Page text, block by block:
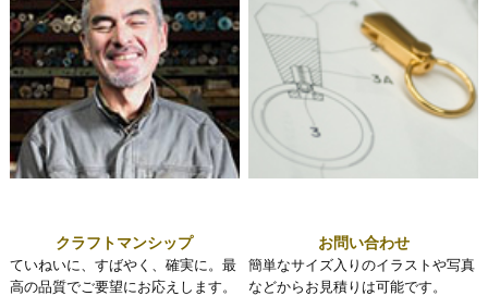
クラフトマンシップ
ていねいに、すばやく、確実に。最
高の品質でご要望にお応えします。
お問い合わせ
簡単なサイズ入りのイラストや写真
などからお見積りは可能です。